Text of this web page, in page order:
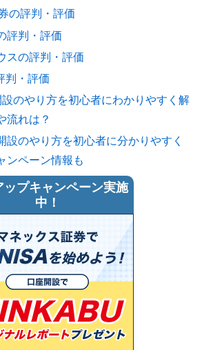
の評判・評価
評判・評価
スの評判・評価
判・評価
のやり方を初心者にわかりやすく解
流れは？
設のやり方を初心者に分かりやすく
ンペーン情報も
ップキャンペーン実施
中！